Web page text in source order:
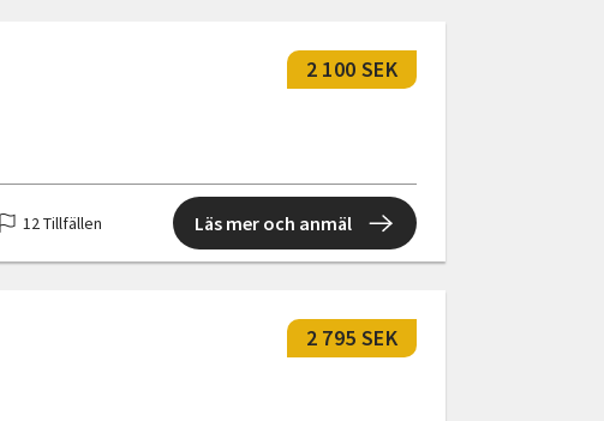
2 100 SEK
12 Tillfällen Läs mer och anmäl
2 795 SEK